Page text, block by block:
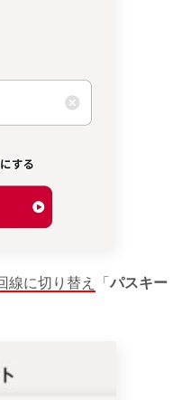
線に切り替え 「 パスキー